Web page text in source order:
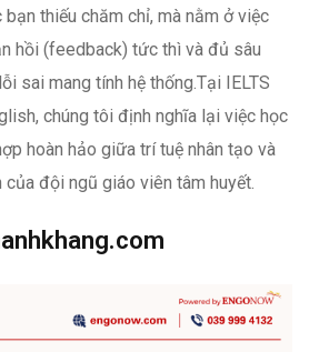
thiếu chăm chỉ, mà nằm ở việc
hồi (feedback) tức thì và đủ sâu
sai mang tính hệ thống.Tại IELTS
chúng tôi định nghĩa lại việc học
hoàn hảo giữa trí tuệ nhân tạo và
đội ngũ giáo viên tâm huyết.